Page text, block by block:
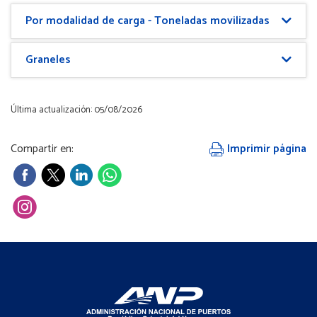
Por modalidad de carga - Toneladas movilizadas
Graneles
Última actualización: 05/08/2026
Compartir en: Imprimir página